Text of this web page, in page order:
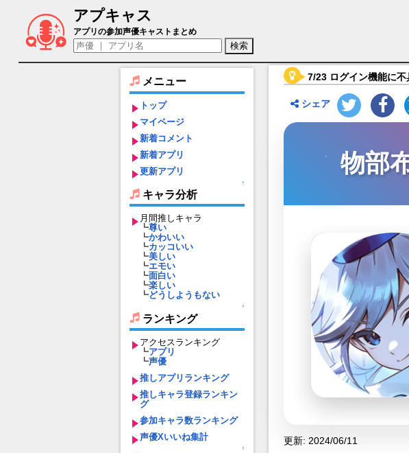
アプキャス
物部布都（声優：内田真礼)【東方幻想エクリプス】キャラ紹
アプリの参加声優キャストまとめ
メニュー
トップ
マイページ
新着コメント
新着アプリ
更新アプリ
↑
キャラ分析
月間推しキャラ
┗尊い
┗かわいい
┗カッコいい
┗美しい
┗エモい
┗面白い
┗楽しい
┗どうしようもない
↑
ランキング
アクセスランキング
┗アプリ
┗声優
推しアプリランキング
推しキャラ登録ランキン
グ
参加キャラ数ランキング
声優Xいいね集計
↑
7/23 ログイン機能に
シェア
物部
更新: 2024/06/11